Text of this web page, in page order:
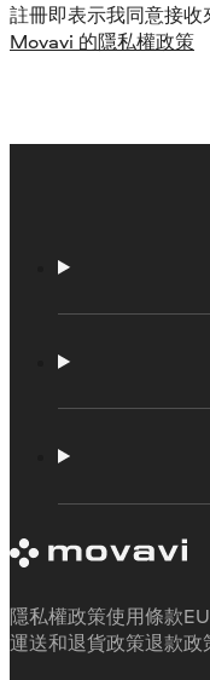
註冊即表示我同意接
Movavi 的隱私權政策
Mac產品
學習平台
取消訂閱
退款
客戶評價
為何要選擇我們
工作用
隱私權政策使用條款
運送和退貨政策退款政